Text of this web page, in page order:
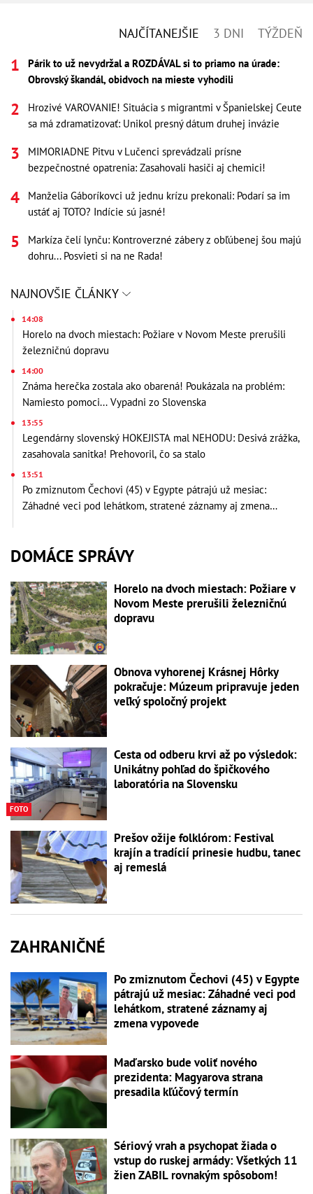
NAJČÍTANEJŠIE 3 DNI TÝŽDEŇ
Párik to už nevydržal a ROZDÁVAL si to priamo na úrade:
Obrovský škandál, obidvoch na mieste vyhodili
Hrozivé VAROVANIE! Situácia s migrantmi v Španielskej Ceute
sa má zdramatizovať: Unikol presný dátum druhej invázie
MIMORIADNE Pitvu v Lučenci sprevádzali prísne
bezpečnostné opatrenia: Zasahovali hasiči aj chemici!
Manželia Gáboríkovci už jednu krízu prekonali: Podarí sa im
ustáť aj TOTO? Indície sú jasné!
Markíza čelí lynču: Kontroverzné zábery z obľúbenej šou majú
dohru... Posvieti si na ne Rada!
NAJNOVŠIE ČLÁNKY
14:08
Horelo na dvoch miestach: Požiare v Novom Meste prerušili
železničnú dopravu
14:00
Známa herečka zostala ako obarená! Poukázala na problém:
Namiesto pomoci... Vypadni zo Slovenska
13:55
Legendárny slovenský HOKEJISTA mal NEHODU: Desivá zrážka,
zasahovala sanitka! Prehovoril, čo sa stalo
13:51
Po zmiznutom Čechovi (45) v Egypte pátrajú už mesiac:
Záhadné veci pod lehátkom, stratené záznamy aj zmena
DOMÁCE SPRÁVY
Horelo na dvoch miestach: Požiare v
Novom Meste prerušili železničnú
dopravu
Obnova vyhorenej Krásnej Hôrky
pokračuje: Múzeum pripravuje jeden
veľký spoločný projekt
FOTO
Cesta od odberu krvi až po výsledok:
Unikátny pohľad do špičkového
laboratória na Slovensku
Prešov ožije folklórom: Festival
krajín a tradícií prinesie hudbu, tanec
aj remeslá
ZAHRANIČNÉ
Po zmiznutom Čechovi (45) v Egypte
pátrajú už mesiac: Záhadné veci pod
lehátkom, stratené záznamy aj
zmena vypovede
Maďarsko bude voliť nového
prezidenta: Magyarova strana
presadila kľúčový termín
Sériový vrah a psychopat žiada o
vstup do ruskej armády: Všetkých 11
žien ZABIL rovnakým spôsobom!